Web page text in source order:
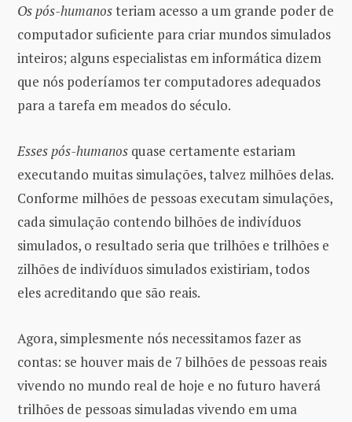
Os pós-humanosteriam acesso a um grande poder de
computador suficiente para criar mundos simulados
inteiros; alguns especialistas em informática dizem
que nós poderíamos ter computadores adequados
para a tarefa em meados do século.
Esses pós-humanos quase certamente estariam
executando muitas simulações, talvez milhões delas.
Conforme milhões de pessoas executam simulações,
cada simulação contendo bilhões de indivíduos
simulados, o resultado seria que trilhões e trilhões e
zilhões de indivíduos simulados existiriam, todos
eles acreditando que são reais.
Agora, simplesmente nós necessitamos fazer as
contas: se houver mais de 7 bilhões de pessoas reais
vivendo no mundo real de hoje e no futuro haverá
trilhões de pessoas simuladas vivendo em uma